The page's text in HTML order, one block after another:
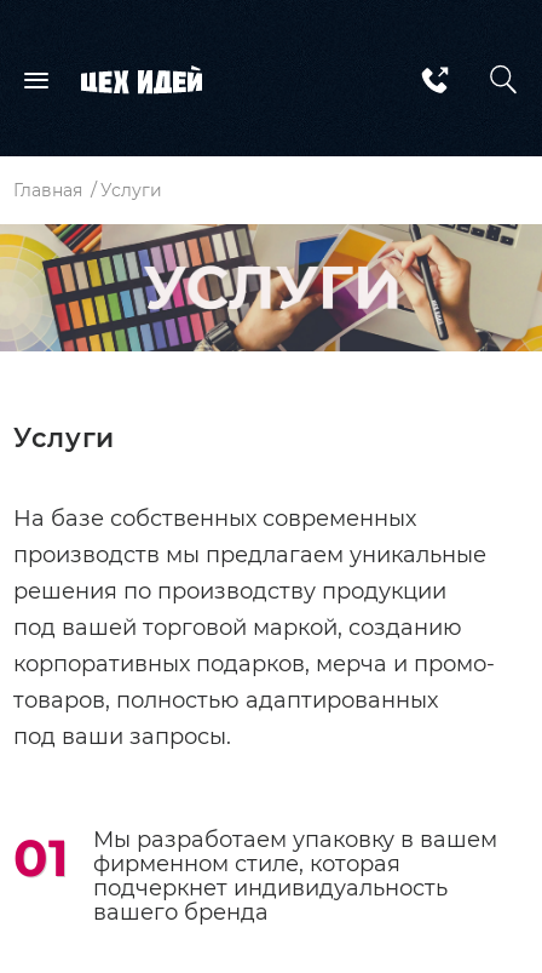
Главная Услуги
Услуги
На базе собственных современных
производств мы предлагаем уникальные
решения по производству продукции
под вашей торговой маркой, созданию
корпоративных подарков, мерча и промо-
товаров, полностью адаптированных
под ваши запросы.
01
Мы разработаем упаковку в вашем
фирменном стиле, которая
подчеркнет индивидуальность
вашего бренда